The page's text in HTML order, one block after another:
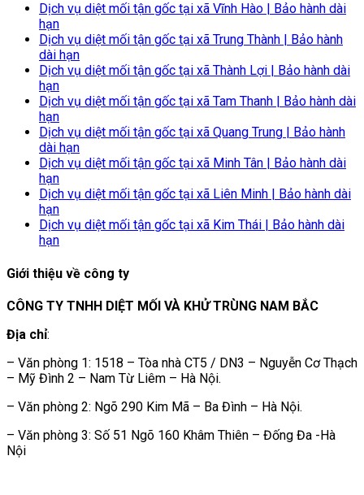
Dịch vụ diệt mối tận gốc tại xã Vĩnh Hào | Bảo hành dài
hạn
Dịch vụ diệt mối tận gốc tại xã Trung Thành | Bảo hành
dài hạn
Dịch vụ diệt mối tận gốc tại xã Thành Lợi | Bảo hành dài
hạn
Dịch vụ diệt mối tận gốc tại xã Tam Thanh | Bảo hành dài
hạn
Dịch vụ diệt mối tận gốc tại xã Quang Trung | Bảo hành
dài hạn
Dịch vụ diệt mối tận gốc tại xã Minh Tân | Bảo hành dài
hạn
Dịch vụ diệt mối tận gốc tại xã Liên Minh | Bảo hành dài
hạn
Dịch vụ diệt mối tận gốc tại xã Kim Thái | Bảo hành dài
hạn
Giới thiệu về công ty
CÔNG TY TNHH DIỆT MỐI VÀ KHỬ TRÙNG NAM BẮC
Địa chỉ:
– Văn phòng 1: 1518 – Tòa nhà CT5 / DN3 – Nguyễn Cơ Thạch
– Mỹ Đình 2 – Nam Từ Liêm – Hà Nội.
– Văn phòng 2: Ngõ 290 Kim Mã – Ba Đình – Hà Nội.
– Văn phòng 3: Số 51 Ngõ 160 Khâm Thiên – Đống Đa -Hà
Nội